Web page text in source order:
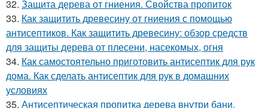
32. Защита дерева от гниения. Свойства пропиток
33. Как защитить древесину от гниения с помощью
антисептиков. Как защитить древесину: обзор средств
для защиты дерева от плесени, насекомых, огня
34. Как самостоятельно приготовить антисептик для рук
дома. Как сделать антисептик для рук в домашних
условиях
35. Антисептическая пропитка дерева внутри бани.